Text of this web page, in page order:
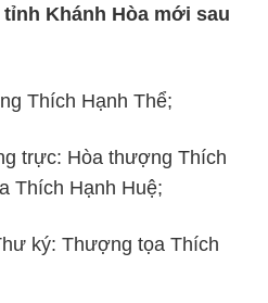
tỉnh Khánh Hòa mới sau
Thích Hạnh Thể;
trực: Hòa thượng Thích
Thích Hạnh Huệ;
ký: Thượng tọa Thích